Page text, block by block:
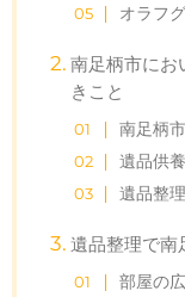
オラフ
南足柄市にお
きこと
南足柄
遺品供
遺品整
遺品整理で南
部屋の